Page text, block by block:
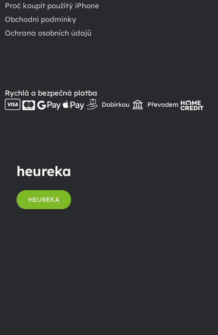
Proč koupit použitý iPhone
Obchodní podmínky
Ochrana osobních údajů
Rychlá a bezpečná platba
heureka
HEUREKA